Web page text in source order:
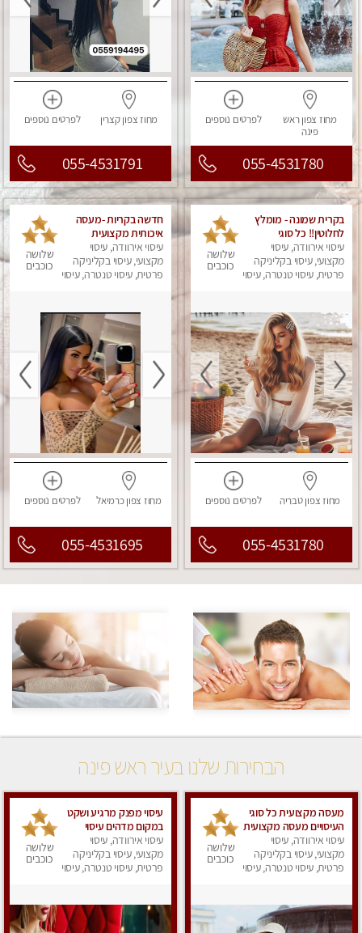
מחוז צפוןראש
פינה
לפרטים נוספים
055-4531780
מחוז צפוןקצרין לפרטים נוספים
055-4531791
בקרית שמונה - מומלץ
לחלוטין!! כל סוגי
העיסויים מעסה מקצועית
ואיכותית פרטי!!!
עיסוי אירוודה, עיסוי
מקצועי, עיסוי בקליניקה
פרטית, עיסוי טנטרה, עיסוי
שלושה
כוכבים
מחוז צפוןטבריה לפרטים נוספים
055-4531780
חדשה בקריות -מעסה
איכותית מקצועית
ומפנקת.פרטי !!!
עיסוי אירוודה, עיסוי
מקצועי, עיסוי בקליניקה
פרטית, עיסוי טנטרה, עיסוי
שלושה
כוכבים
מחוז צפוןכרמיאל לפרטים נוספים
055-4531695
הבחירות שלנו בעיר ראש פינה
מעסה מקצועית כל סוגי
העיסויים מעסה מקצועית
ואיכותית פרטי!!!
עיסוי אירוודה, עיסוי
מקצועי, עיסוי בקליניקה
פרטית, עיסוי טנטרה, עיסוי
שלושה
כוכבים
עיסוי מפנק מרגיע ושקט
במקום מדהים עיסוי
מושקע מאוד לכל שרירי
הגוף...מומלץ!! פרטי !!+
לזוגות
עיסוי אירוודה, עיסוי
מקצועי, עיסוי בקליניקה
פרטית, עיסוי טנטרה, עיסוי
שלושה
כוכבים